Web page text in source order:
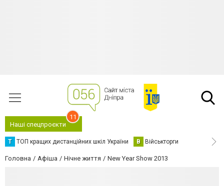
Наші спецпроєкти
11
Т ТОП кращих дистанційних шкіл України В Військторги
Головна Афіша Нічне життя New Year Show 2013